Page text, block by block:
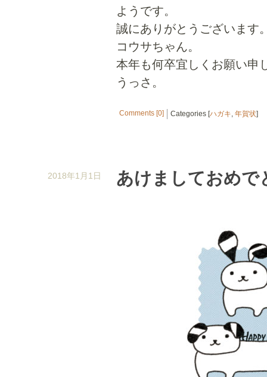
ようです。
誠にありがとうございます
コウサちゃん。
本年も何卒宜しくお願い申
うっさ。
Comments [0] Categories [ハガキ 年賀状]
2018年1月1日 あけましておめで